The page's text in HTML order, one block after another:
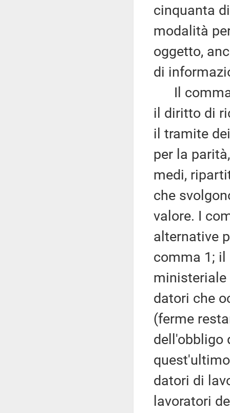
cinquanta
modalità
oggetto,
di
Il comma
il diritto di
il tramite
per la
medi,
che
valore. I
alternative
comma 1;
ministeriale
datori che
(ferme
dell'obbligo
datori di
lavoratori